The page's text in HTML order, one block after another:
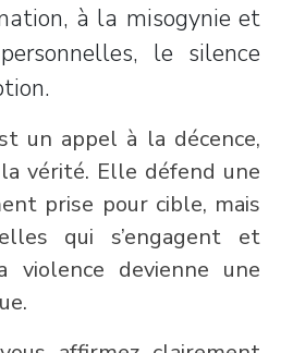
à la misogynie et
le silence
un appel à la décence,
vérité. Elle défend une
prise pour cible, mais
qui s’engagent et
violence devienne une